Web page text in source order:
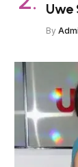
Uwe
By